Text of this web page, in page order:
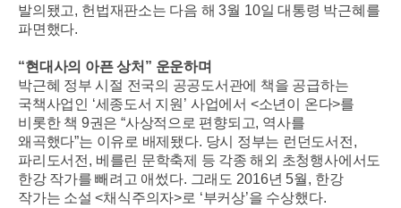
발의됐고, 헌법재판소는 다음 해3월 10일 대통령 박근혜를
파면했다.
“현대사의 아픈 상처 ” 운운하며
박근혜 정부 시절 전국의 공공도서관에 책을 공급하는
국책사업인 ‘세종도서 지원 ’ 사업에서 <소년이 온다>를
비롯한 책 9권은 “사상적으로 편향되고, 역사를
왜곡했다”는 이유로 배제됐다. 당시 정부는 런던도서전 ,
파리도서전 , 베를린 문학축제 등 각종 해외 초청행사에서도
한강 작가를 빼려고 애썼다. 그래도 2016년 5월, 한강
작가는 소설<채식주의자>로 ‘부커상’을 수상했다.